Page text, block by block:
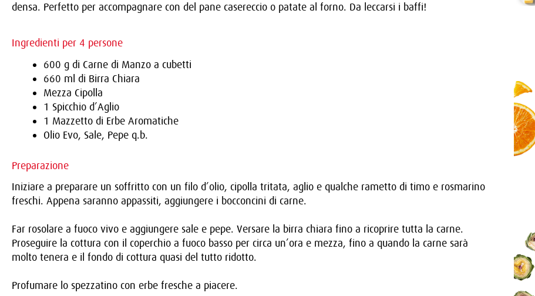
densa. Perfetto per accompagnare con del pane casereccio o patate al forno. Da leccarsi i baffi!
Ingredienti per 4 persone
600 g di Carne di Manzo a cubetti
660 ml di Birra Chiara
Mezza Cipolla
1 Spicchio d’Aglio
1 Mazzetto di Erbe Aromatiche
Olio Evo, Sale, Pepe q.b.
Preparazione
Iniziare a preparare un soffritto con un filo d’olio, cipolla tritata, aglio e qualche rametto di timo e rosmarino
freschi. Appena saranno appassiti, aggiungere i bocconcini di carne.
Far rosolare a fuoco vivo e aggiungere sale e pepe. Versare la birra chiara fino a ricoprire tutta la carne.
Proseguire la cottura con il coperchio a fuoco basso per circa un’ora e mezza, fino a quando la carne sarà
molto tenera e il fondo di cottura quasi del tutto ridotto.
Profumare lo spezzatino con erbe fresche a piacere.